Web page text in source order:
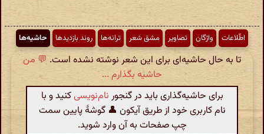
اطّلاعات واژگان تصاویر مشق شعر ترانه‌ها روند بازدیدها حاشیه‌ها
تا به حال حاشیه‌ای برای این شعر نوشته نشده است. 💬 من
حاشیه بگذارم ...
برای حاشیه‌گذاری باید در گنجور نام‌نویسیکنید و با
نام کاربری خود از طریق آیکون 👤 گوشهٔ پایین سمت
چپ صفحات به آن وارد شوید.